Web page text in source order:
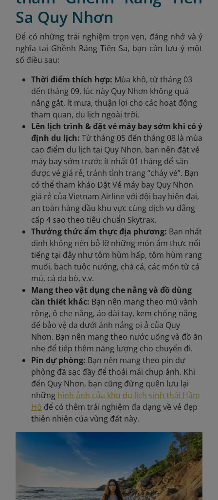
Sa Quy Nhơn
Để có những trải nghiệm trọn vẹn, đáng nhớ và ý
nghĩa tại Ghềnh Ráng Tiên Sa, bạn cần lưu ý một
số điều sau:
Thời điểm thích hợp: Mùa khô, từ tháng 03
đến tháng 09, lúc này Quy Nhơn không quá
nắng gắt, ít mưa, thuận lợi cho các hoạt động
tham quan, du lịch ngoài trời.
Lên lịch trình & đặt vé máy bay sớm khi có ý
định du lịch: Từ tháng 05 đến tháng 08 là mùa
cao điểm du lịch tại Quy Nhơn, bạn nên đặt vé
máy bay sớm trước ít nhất 01 tháng để săn
được vé giá rẻ, tránh tình trạng “cháy vé”. Bạn
có thể tham khảo Đặt Vé máy bay Quy Nhơn
giá rẻ của Vietnam Airline với đội bay hiện đại,
an toàn hàng đầu khu vực cùng dịch vụ đẳng
cấp 4 sao theo tiêu chuẩn Skytrax.
Thưởng thức ẩm thực địa phương: Bạn nhất
định không nên bỏ lỡ những món ẩm thực nổi
tiếng tại đây như tôm hùm hấp, tôm hùm rang
muối, bạch tuộc nướng, chả cá, các món từ cá
mú, cá da bò, v.v.
Mang theo vật dụng che nắng và đồ dùng
cần thiết khác: Bạn nên mang theo mũ vành
rộng, ô che nắng, áo dài tay, kem chống nắng
để bảo vệ da dưới ánh nắng oi ả của Quy
Nhơn. Bạn nên mang theo nước uống và đồ ăn
nhẹ để tiếp thêm năng lượng cho chuyến đi.
Pin dự phòng: Bạn nên mang theo pin dự
phòng đã sạc đầy để thoải mái chụp ảnh. Khi
đến Quy Nhơn, bạn cũng đừng quên lưu lại
những hình ảnh của khu du lịch sinh thái Hầm
Hô để có thêm trải nghiệm đa dạng về vẻ đẹp
thiên nhiên của vùng đất này.